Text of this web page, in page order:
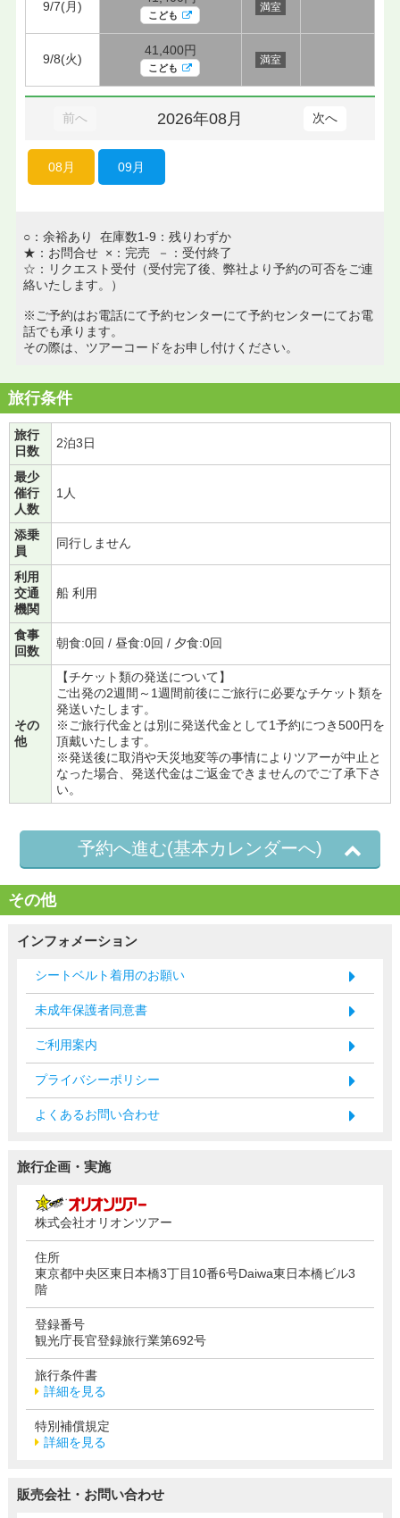
9/7(月)
こども
満室
9/8(火)
41,400円
こども
満室
前へ 2026年08月 次へ
08月 09月
○：余裕あり 在庫数1-9：残りわずか
★：お問合せ ×：完売 －：受付終了
☆：リクエスト受付（受付完了後、弊社より予約の可否をご連
絡いたします。）
※ご予約はお電話にて予約センターにて予約センターにてお電
話でも承ります。
その際は、ツアーコードをお申し付けください。
旅行条件
旅行
日数
2泊3日
最少
催行
人数
1人
添乗
員
同行しません
利用
交通
機関
船 利用
食事
回数
朝食:0回 / 昼食:0回 / 夕食:0回
その
他
【チケット類の発送について】
ご出発の2週間～1週間前後にご旅行に必要なチケット類を
発送いたします。
※ご旅行代金とは別に発送代金として1予約につき500円を
頂戴いたします。
※発送後に取消や天災地変等の事情によりツアーが中止と
なった場合、発送代金はご返金できませんのでご了承下さ
い。
予約へ進む(基本カレンダーへ)
その他
インフォメーション
シートベルト着用のお願い
未成年保護者同意書
ご利用案内
プライバシーポリシー
よくあるお問い合わせ
旅行企画・実施
株式会社オリオンツアー
住所
東京都中央区東日本橋3丁目10番6号Daiwa東日本橋ビル3
階
登録番号
観光庁長官登録旅行業第692号
旅行条件書
詳細を見る
特別補償規定
詳細を見る
販売会社・お問い合わせ